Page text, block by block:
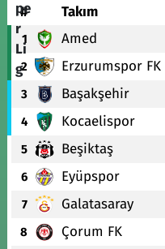
# Takım
1 Amed
2 Erzurumspor FK
3 Başakşehir
4 Kocaelispor
5 Beşiktaş
6 Eyüpspor
7 Galatasaray
8 Çorum FK